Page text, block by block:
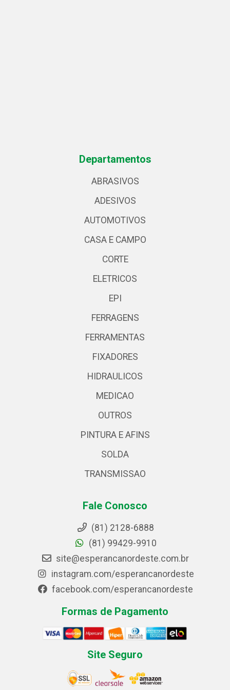
Departamentos
ABRASIVOS
ADESIVOS
AUTOMOTIVOS
CASA E CAMPO
CORTE
ELETRICOS
EPI
FERRAGENS
FERRAMENTAS
FIXADORES
HIDRAULICOS
MEDICAO
OUTROS
PINTURA E AFINS
SOLDA
TRANSMISSAO
Fale Conosco
(81) 2128-6888
(81) 99429-9910
site@esperancanordeste.com.br
instagram.com/esperancanordeste
facebook.com/esperancanordeste
Formas de Pagamento
Site Seguro